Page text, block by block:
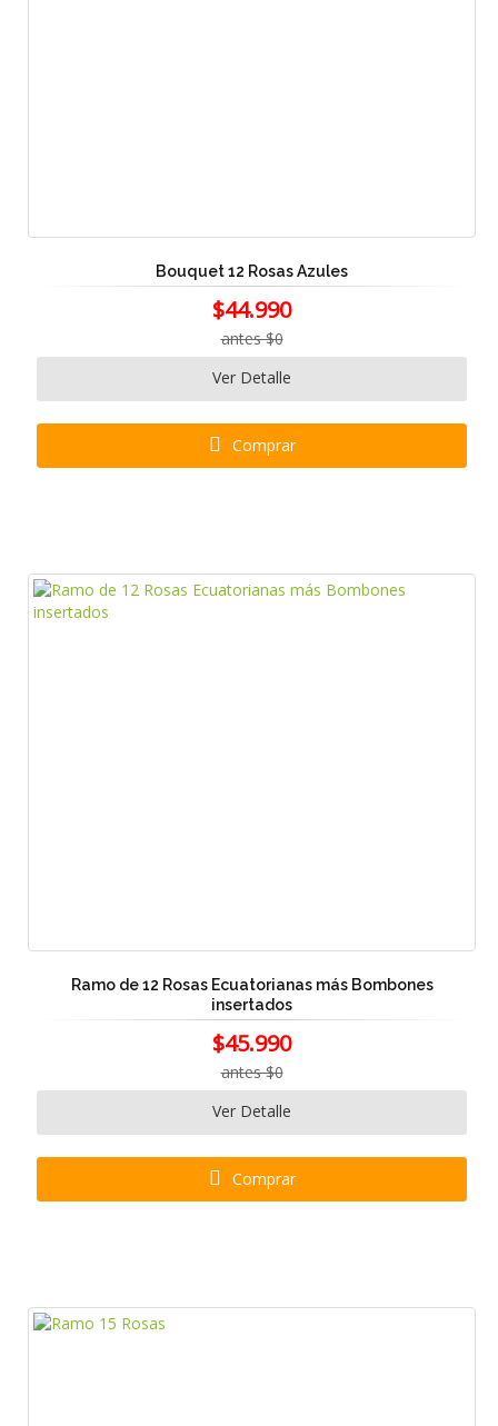
Bouquet 12 Rosas Azules
$44.990
antes $0
Ver Detalle
Comprar
Ramo de 12 Rosas Ecuatorianas más Bombones
insertados
$45.990
antes $0
Ver Detalle
Comprar